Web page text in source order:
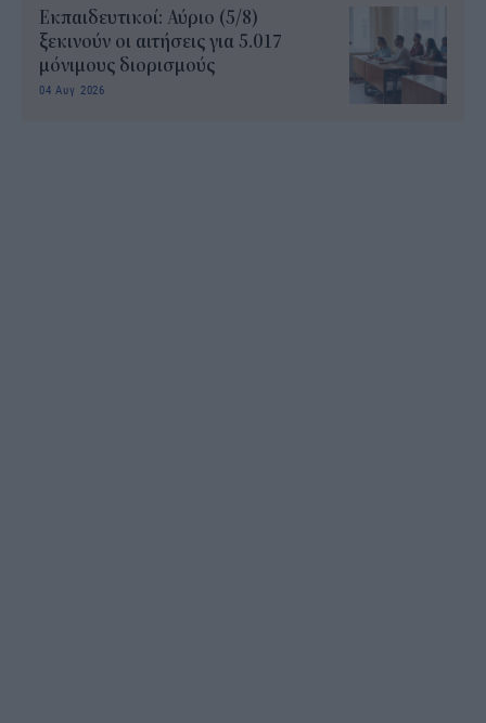
Εκπαιδευτικοί: Αύριο (5/8)
ξεκινούν οι αιτήσεις για 5.017
μόνιμους διορισμούς
04 Αυγ 2026